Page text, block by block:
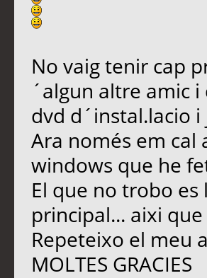
No vaig tenir cap
´algun altre amic
dvd d´instal.lacio
Ara només em cal
windows que he
El que no trobo
principal... aixi
Repeteixo el meu
MOLTES GRACIES